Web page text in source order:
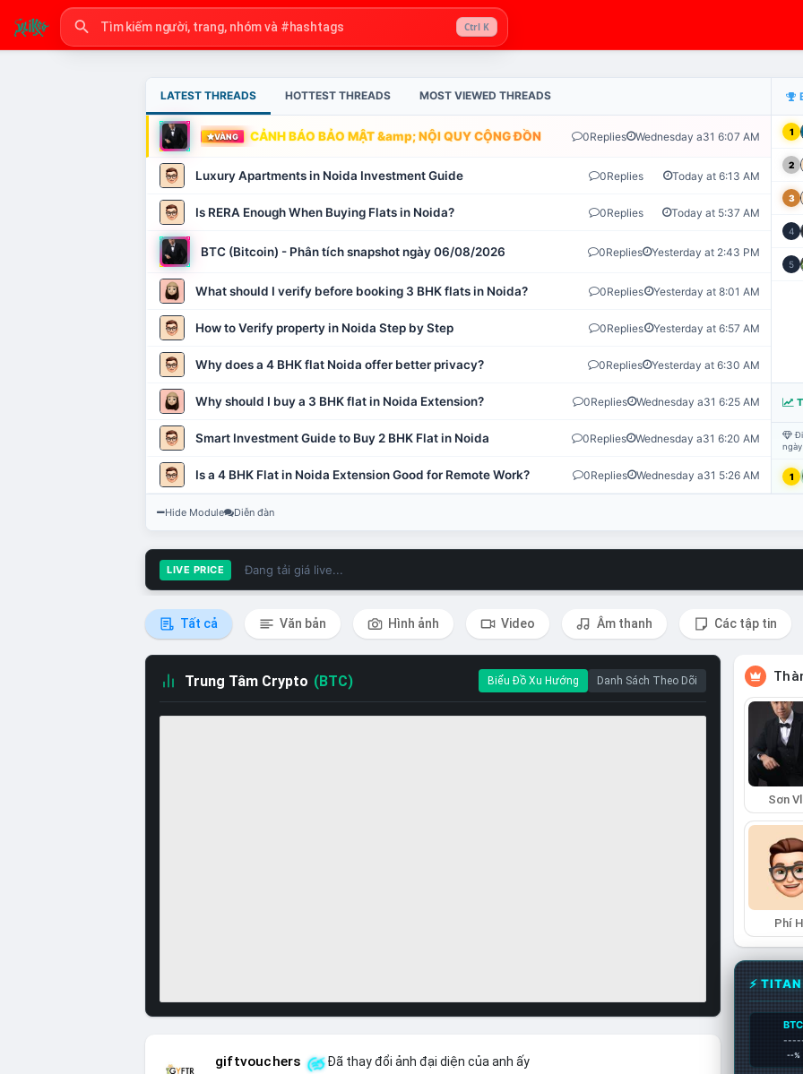
Ctrl K
LATEST THREADS HOTTEST THREADS MOST VIEWED THREADS
VÀNG CẢNH BÁO BẢO MẬT &amp; NỘI QUY CỘNG ĐỒNG VLIKE.VN: HỆ THỐNG GIÁM SÁT TỰ
0Replies Wednesday a31 6:07 AM
Luxury Apartments in Noida Investment Guide 0Replies Today at 6:13 AM
Is RERA Enough When Buying Flats in Noida? 0Replies Today at 5:37 AM
BTC (Bitcoin) - Phân tích snapshot ngày 06/08/2026 0Replies Yesterday at 2:43 PM
What should I verify before booking 3 BHK flats in Noida? 0Replies Yesterday at 8:01 AM
How to Verify property in Noida Step by Step 0Replies Yesterday at 6:57 AM
Why does a 4 BHK flat Noida offer better privacy? 0Replies Yesterday at 6:30 AM
Why should I buy a 3 BHK flat in Noida Extension? 0Replies Wednesday a31 6:25 AM
Smart Investment Guide to Buy 2 BHK Flat in Noida 0Replies Wednesday a31 6:20 AM
Is a 4 BHK Flat in Noida Extension Good for Remote Work? 0Replies Wednesday a31 5:26 AM
1
2
3
4
5
1
Hide Module Diễn đàn
LIVE PRICE Đang tải giá live...
Tất cả Văn bản Hình ảnh Video Âm thanh Các tập tin
Trung Tâm Crypto (BTC) Biểu Đồ Xu Hướng Danh Sách Theo Dõi
giftvouchers Đã thay đổi ảnh đại diện của anh ấy
Sơn
Phí
⚡
BTC
--%